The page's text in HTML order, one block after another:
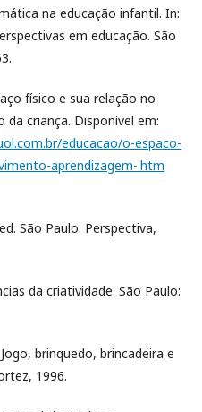
na educação infantil. In:
em educação. São
físico e sua relação no
criança. Disponível em:
educacao/o-espaco-
aprendizagem-.htm
São Paulo: Perspectiva,
da criatividade. São Paulo:
brinquedo, brincadeira e
1996.